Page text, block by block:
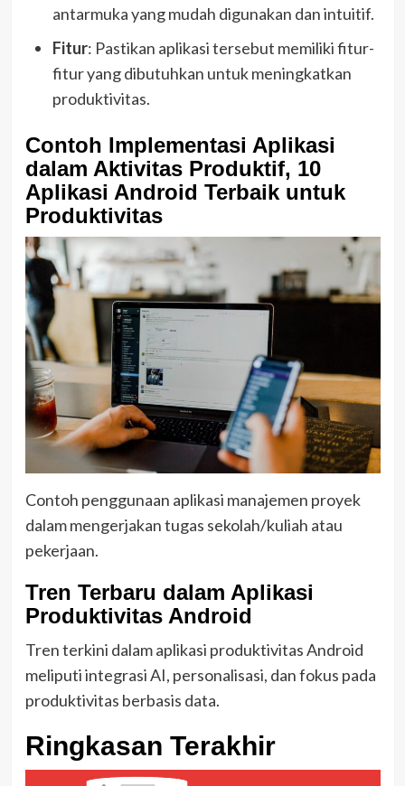
antarmuka yang mudah digunakan dan intuitif.
Fitur: Pastikan aplikasi tersebut memiliki fitur-
fitur yang dibutuhkan untuk meningkatkan
produktivitas.
Contoh Implementasi Aplikasi
dalam Aktivitas Produktif, 10
Aplikasi Android Terbaik untuk
Produktivitas
Contoh penggunaan aplikasi manajemen proyek
dalam mengerjakan tugas sekolah/kuliah atau
pekerjaan.
Tren Terbaru dalam Aplikasi
Produktivitas Android
Tren terkini dalam aplikasi produktivitas Android
meliputi integrasi AI, personalisasi, dan fokus pada
produktivitas berbasis data.
Ringkasan Terakhir